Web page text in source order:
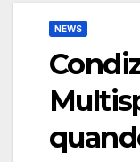
NEWS